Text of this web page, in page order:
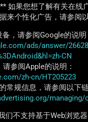
如果您想了解有关在线
来个性化广告，请参阅
，请参阅Google的说明
ads/answer/
CN
参阅Apple的说明：
zh-cn/HT205223
常规信息，请参阅以下链
managing/
们不支持基于Web浏览